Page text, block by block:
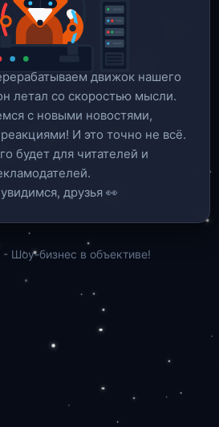
движок нашего
летал со скоростью мысли.
c новыми новостями,
И это точно не всё.
будет для читателей и
друзья 👀
- Шоу-бизнес в объективе!